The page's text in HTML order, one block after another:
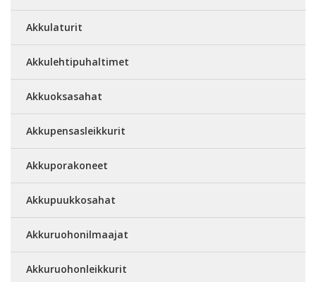
Akkulaturit
Akkulehtipuhaltimet
Akkuoksasahat
Akkupensasleikkurit
Akkuporakoneet
Akkupuukkosahat
Akkuruohonilmaajat
Akkuruohonleikkurit